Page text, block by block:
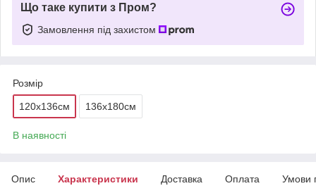
Що таке купити з Пром?
Замовлення під захистом
Розмір
120х136см 136х180см
В наявності
Опис Характеристики Доставка Оплата Умови